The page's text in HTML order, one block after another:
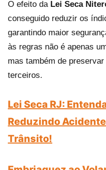
O efeito da Lei Seca
conseguido reduzir os
garantindo maior
às regras não é apenas
mas também de
terceiros.
Lei Seca RJ:
Reduzindo
Trânsito!